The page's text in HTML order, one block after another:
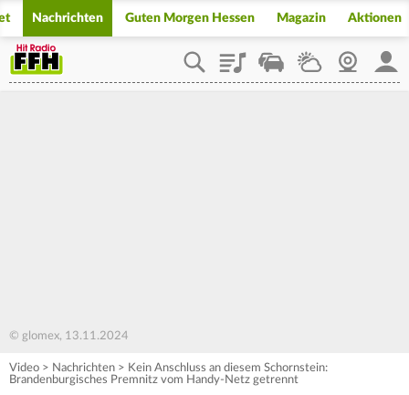
Nachrichten Guten Morgen Hessen Magazin Aktionen
PlaylistStaupilotWetterWebcam
© glomex, 13.11.2024
Video > Nachrichten > Kein Anschluss an diesem Schornstein:
Brandenburgisches Premnitz vom Handy-Netz getrennt